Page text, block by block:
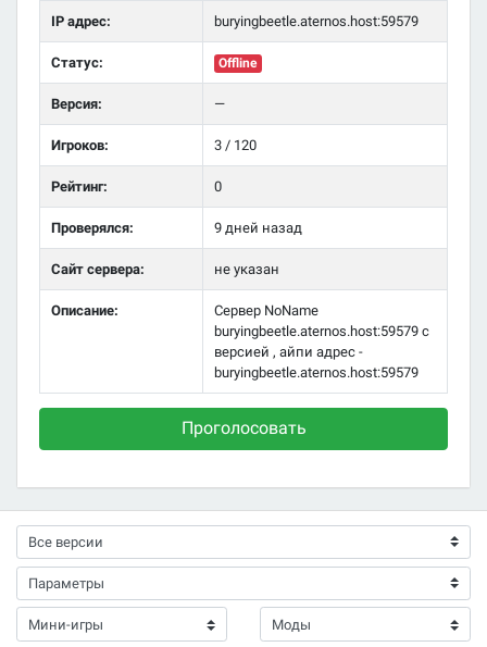
IP адрес: buryingbeetle.aternos.host:59579
Статус: Offline
Версия: —
Игроков: 3 / 120
Рейтинг: 0
Проверялся: 9 дней назад
Сайт сервера: не указан
Описание:
Сервер NoName
buryingbeetle.aternos.host:59579 с
версией , айпи адрес -
buryingbeetle.aternos.host:59579
Проголосовать